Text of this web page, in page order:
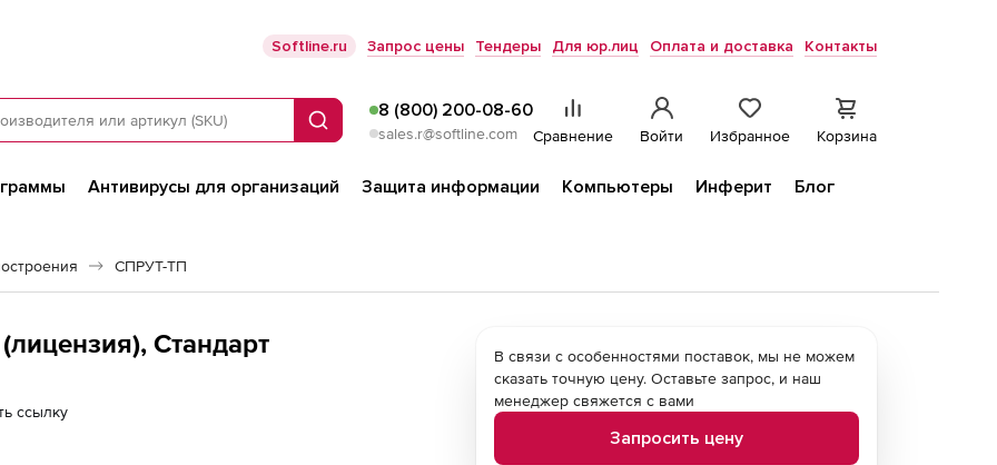
Softline.ru Запрос цены Тендеры Для юр.лиц Оплата и доставка Контакты
Поиск
8 (800) 200-08-60
sales.r@softline.com Сравнение Войти Избранное Корзина
Антивирусы для организаций Защита информации Компьютеры Инферит
Блог
СПРУТ-ТП
Стандарт
ссылку
В связи с особенностями поставок, мы не можем
сказать точную цену. Оставьте запрос, и наш
менеджер свяжется с вами
Запросить цену